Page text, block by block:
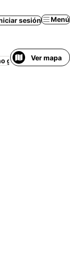
sesión Menú
gratis Playa
Ver mapa